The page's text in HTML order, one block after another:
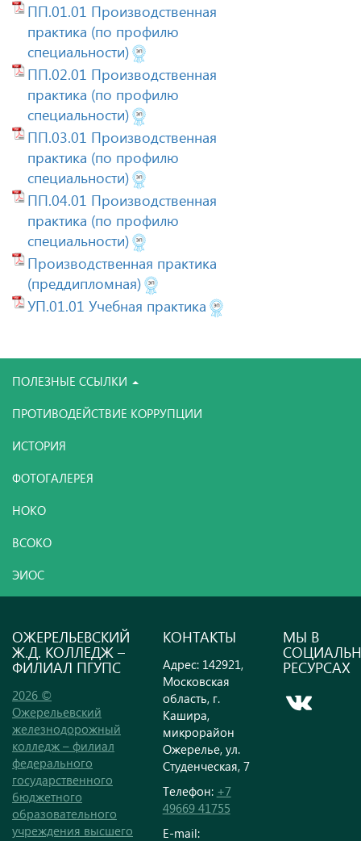
ПП.01.01 Производственная
практика (по профилю
специальности)
ПП.02.01 Производственная
практика (по профилю
специальности)
ПП.03.01 Производственная
практика (по профилю
специальности)
ПП.04.01 Производственная
практика (по профилю
специальности)
Производственная практика
(преддипломная)
УП.01.01 Учебная практика
ПОЛЕЗНЫЕ ССЫЛКИ
ПРОТИВОДЕЙСТВИЕ КОРРУПЦИИ
ИСТОРИЯ
ФОТОГАЛЕРЕЯ
НОКО
ВСОКО
ЭИОС
ОЖЕРЕЛЬЕВСКИЙ
Ж.Д. КОЛЛЕДЖ –
ФИЛИАЛ ПГУПС
2026 ©
Ожерельевский
железнодорожный
колледж – филиал
федерального
государственного
бюджетного
образовательного
учреждения высшего
КОНТАКТЫ
Адрес: 142921,
Московская
область, г.
Кашира,
микрорайон
Ожерелье, ул.
Студенческая, 7
Телефон: +7
49669 41755
E-mail:
МЫ В
РЕСУРСАХ